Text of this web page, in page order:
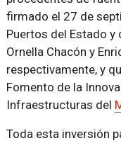
firmado el 27 de
Puertos del Estado y
Ornella Chacón y
respectivamente, y
Fomento de la
Infraestructuras del
Toda esta inversión